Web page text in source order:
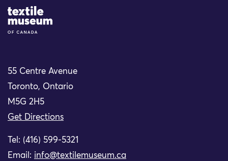
Site Logo
55 Centre Avenue
Toronto, Ontario
M5G 2H5
Get Directions
Tel: (416) 599-5321
Email: info@textilemuseum.ca